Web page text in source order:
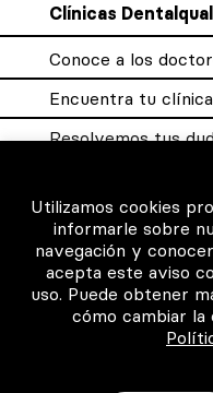
Clínicas
Conoce a los
Encuentra tu clínica
Resolvemos tus
Para los
Consigue tu
Intranet clínicas
Utilizamos cookies
informarle sobre
navegación y
acepta este aviso
uso. Puede obtener
cómo cambiar la